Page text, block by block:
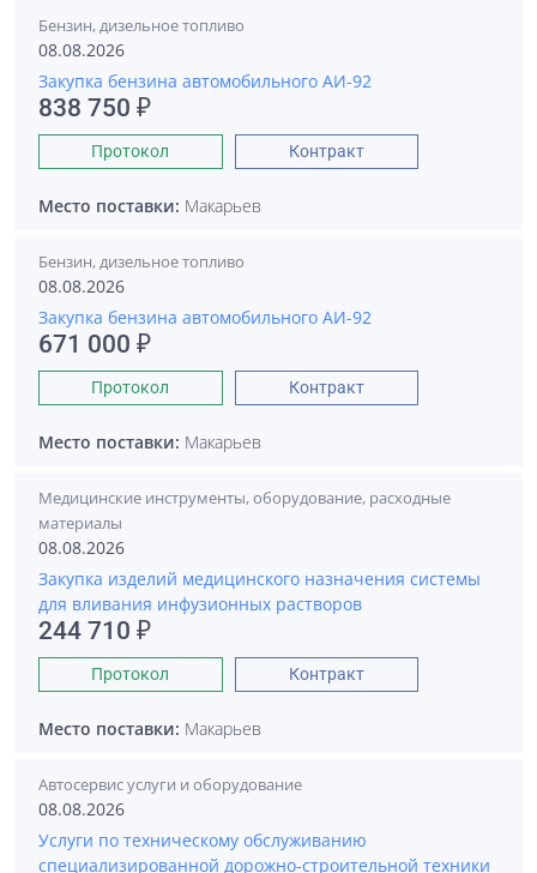
Бензин, дизельное топливо
08.08.2026
Закупка бензина автомобильного АИ-92
838 750 ₽
Протокол Контракт
Место поставки: Макарьев
Бензин, дизельное топливо
08.08.2026
Закупка бензина автомобильного АИ-92
671 000 ₽
Протокол Контракт
Место поставки: Макарьев
Медицинские инструменты, оборудование, расходные
материалы
08.08.2026
Закупка изделий медицинского назначения системы
для вливания инфузионных растворов
244 710 ₽
Протокол Контракт
Место поставки: Макарьев
Автосервис услуги и оборудование
08.08.2026
Услуги по техническому обслуживанию
специализированной дорожно-строительной техники